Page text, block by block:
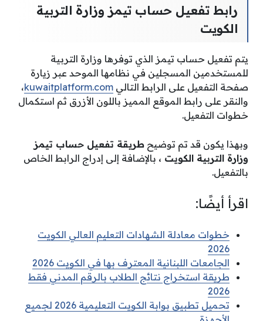
رابط تفعيل حساب تيمز وزارة التربية
الكويت
يتم تفعيل حساب تيمز الذي توفرها وزارة التربية
للمستخدمين المسجلين في نظامها الموحد عبر زيارة
صفحة التفعيل على الرابط التالي kuwaitplatform.com،
والنقر على رابط الموقع المميز باللون الأزرق ثم استكمال
خطوات التفعيل.
وبهذا يكون قد تم توضيح طريقة تفعيل حساب تيمز
وزارة التربية الكويت ، بالإضافة إلى إدراج الرابط الخاص
بالتفعيل.
اقرأ أيضًا:
خطوات معادلة الشهادات التعليم العالي الكويت
2026
الجامعات اللبنانية المعترف بها في الكويت 2026
طريقة استخراج نتائج الطلاب بالرقم المدني فقط
2026
تحميل تطبيق بوابة الكويت التعليمية 2026 لجميع